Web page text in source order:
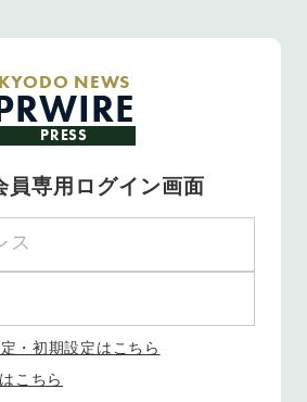
KYODO NEWS
PRESS
員専用ログイン画面
・初期設定はこちら
こちら